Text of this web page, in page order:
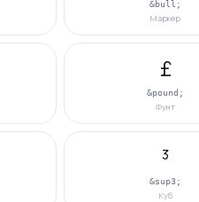
&bull;
Маркер
£
&pound;
Фунт
³
&sup3;
Куб